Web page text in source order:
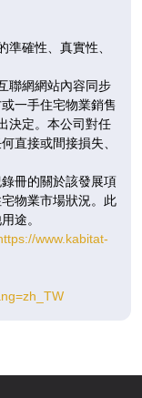
$925萬
C
361呎
$932.2萬
已售
C
2房
C
確性、真實性、
聯網網站內容同步
一手住宅物業銷售
決定。本公司對任
直接或間接損失、
冊的關於該發展項
物業市場狀況。此
途。
www.kabitat-